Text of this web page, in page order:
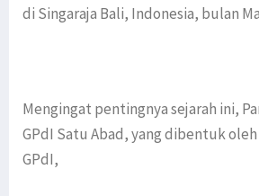
di Singaraja Bali, Indonesia, bulan
Mengingat pentingnya sejarah ini,
GPdI Satu Abad, yang dibentuk
GPdI,